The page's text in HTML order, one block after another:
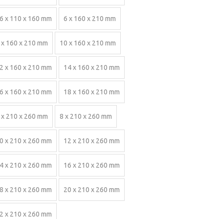
x 110 x 160 mm 6 x 160 x 210 mm
160 x 210 mm 10 x 160 x 210 mm
x 160 x 210 mm 14 x 160 x 210 mm
x 160 x 210 mm 18 x 160 x 210 mm
210 x 260 mm 8 x 210 x 260 mm
x 210 x 260 mm 12 x 210 x 260 mm
x 210 x 260 mm 16 x 210 x 260 mm
x 210 x 260 mm 20 x 210 x 260 mm
x 210 x 260 mm